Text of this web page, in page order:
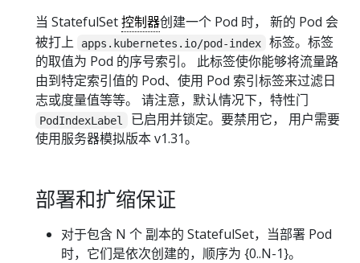
当 StatefulSet控制器创建一个 Pod 时， 新的 Pod 会
被打上
apps.kubernetes.io/pod-index
标签。标签
的取值为 Pod 的序号索引。 此标签使你能够将流量路
由到特定索引值的 Pod、使用 Pod 索引标签来过滤日
志或度量值等等。 请注意，默认情况下，特性门
PodIndexLabel
已启用并锁定。要禁用它， 用户需要
使用服务器模拟版本 v1.31。
部署和扩缩保证
对于包含 N 个 副本的 StatefulSet，当部署 Pod
时，它们是依次创建的，顺序为 {0..N-1}。